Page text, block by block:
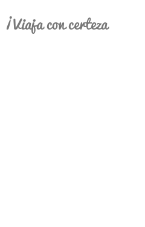
¡Viaja con certeza